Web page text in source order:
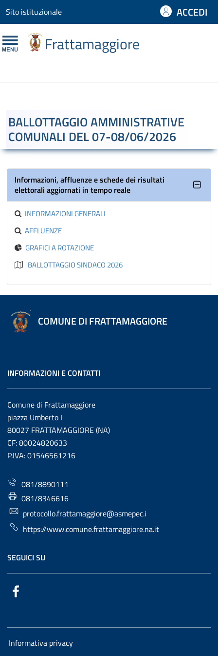
Homepage
Accedi ai servizi
Sito istituzionale ACCEDI
Frattamaggiore
BALLOTTAGGIO AMMINISTRATIVE
COMUNALI DEL 07-08/06/2026
Informazioni, affluenze e schede dei risultati
elettorali aggiornati in tempo reale
INFORMAZIONI GENERALI
AFFLUENZE
GRAFICI A ROTAZIONE
BALLOTTAGGIO SINDACO 2026
COMUNE DI FRATTAMAGGIORE
INFORMAZIONI E CONTATTI
Comune di Frattamaggiore
piazza Umberto I
80027 FRATTAMAGGIORE (NA)
CF: 80024820633
P.IVA: 01546561216
081/8890111
081/8346616
protocollo.frattamaggiore@asmepec.i
https://www.comune.frattamaggiore.na.it
SEGUICI SU
Informativa privacy